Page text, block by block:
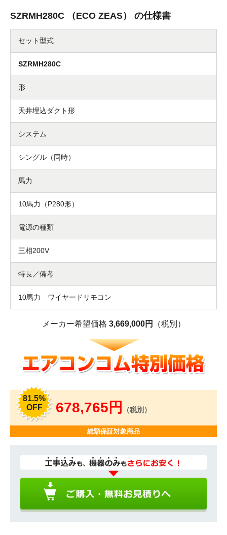
SZRMH280C （ECO ZEAS） の仕様書
セット型式
SZRMH280C
形
天井埋込ダクト形
システム
シングル（同時）
馬力
10馬力（P280形）
電源の種類
三相200V
特長／備考
10馬力 ワイヤードリモコン
メーカー希望価格 3,669,000円 （税別）
81.5%
OFF
678,765円 （税別）
総額保証対象商品